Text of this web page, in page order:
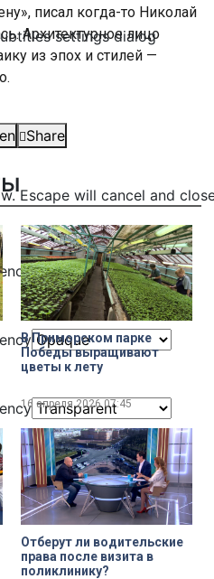
settings dialog
Share
Escape will cancel and
писал когда-то Николай
Архитектурное лицо
из эпох и стилей —
В Приморском парке
Победы выращивают
цветы к лету
16 апреля 202607:45
Отберут ли водительские
права после визита в
поликлинику?